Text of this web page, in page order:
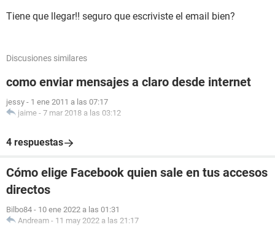
Tiene que llegar!! seguro que escriviste el email bien?
Discusiones similares
como enviar mensajes a claro desde internet
jessy - 1 ene 2011 a las 07:17
jaime - 7 mar 2018 a las 03:12
4 respuestas
Cómo elige Facebook quien sale en tus accesos
directos
Bilbo84 - 10 ene 2022 a las 01:31
Andream - 11 may 2022 a las 21:17